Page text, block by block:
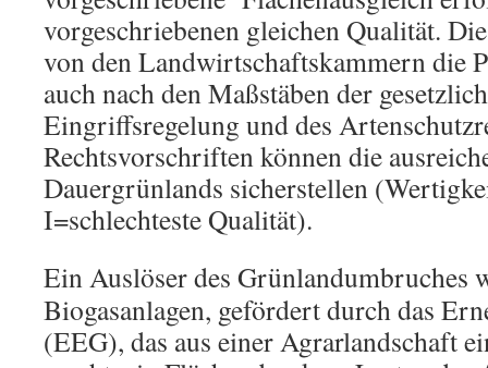
vorgeschriebenen gleichen Qualität.
von den Landwirtschaftskammern die
auch nach den Maßstäben der
Eingriffsregelung und des
Rechtsvorschriften können die
Dauergrünlands sicherstellen
I=schlechteste Qualität).
Ein Auslöser des Grünlandumbruches
Biogasanlagen, gefördert durch das
(EEG), das aus einer Agrarlandschaft